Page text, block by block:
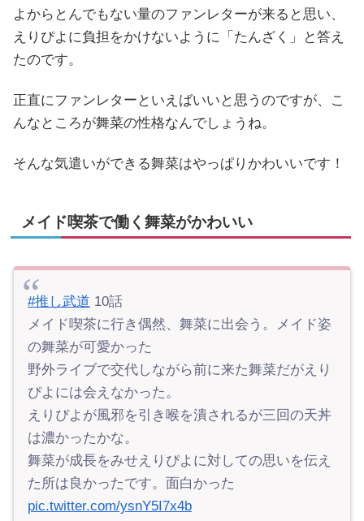
よからとんでもない量のファンレターが来ると思い、
えりぴよに負担をかけないように「たんざく」と答え
たのです。
正直にファンレターといえばいいと思うのですが、こ
んなところが舞菜の性格なんでしょうね。
そんな気遣いができる舞菜はやっぱりかわいいです！
メイド喫茶で働く舞菜がかわいい
#推し武道 10話
メイド喫茶に行き偶然、舞菜に出会う。メイド姿
の舞菜が可愛かった
野外ライブで交代しながら前に来た舞菜だがえり
ぴよには会えなかった。
えりぴよが風邪を引き喉を潰されるが三回の天丼
は濃かったかな。
舞菜が成長をみせえりぴよに対しての思いを伝え
た所は良かったです。面白かった
pic.twitter.com/ysnY5I7x4b